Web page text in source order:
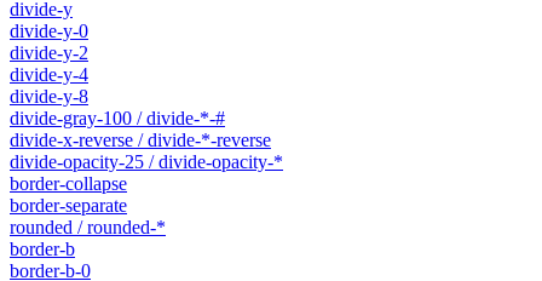
divide-y
divide-y-0
divide-y-2
divide-y-4
divide-y-8
divide-gray-100 / divide-*-#
divide-x-reverse / divide-*-reverse
divide-opacity-25 / divide-opacity-*
border-collapse
border-separate
rounded / rounded-*
border-b
border-b-0